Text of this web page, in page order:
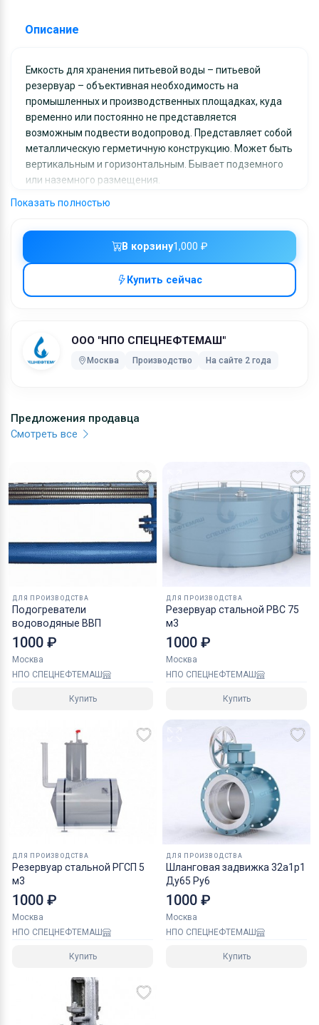
В корзину1,000 ₽
Купить сейчас
ООО "НПО СПЕЦНЕФТЕМАШ"
Москва Производство На сайте 2 года
Описание
Емкость для хранения питьевой воды – питьевой
резервуар – объективная необходимость на
промышленных и производственных площадках, куда
временно или постоянно не представляется
возможным подвести водопровод. Представляет собой
металлическую герметичную конструкцию. Может быть
вертикальным и горизонтальным. Бывает подземного
или наземного размещения.
Ключевые слова:
назначения, резервуарная техника
Показать полностью
Предложения продавца
Смотреть все
ДЛЯ ПРОИЗВОДСТВА
Подогреватели
водоводяные ВВП
1000 ₽
Москва
НПО СПЕЦНЕФТЕМАШ
Купить
ДЛЯ ПРОИЗВОДСТВА
Резервуар стальной РВС 75
м3
1000 ₽
Москва
НПО СПЕЦНЕФТЕМАШ
Купить
ДЛЯ ПРОИЗВОДСТВА
Резервуар стальной РГСП 5
м3
1000 ₽
Москва
НПО СПЕЦНЕФТЕМАШ
Купить
ДЛЯ ПРОИЗВОДСТВА
Шланговая задвижка 32а1р1
Ду65 Ру6
1000 ₽
Москва
НПО СПЕЦНЕФТЕМАШ
Купить
Материалы